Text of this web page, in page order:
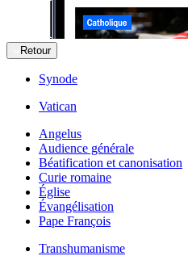
Retour
Synode
Vatican
Angelus
Audience générale
Béatification et canonisation
Curie romaine
Église
Évangélisation
Pape François
Transhumanisme